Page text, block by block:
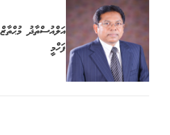
އަލްއުސްތާޛު މުޙްތާޒް
ފަހްމީ